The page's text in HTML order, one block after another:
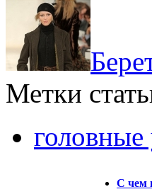
Метки
С чем